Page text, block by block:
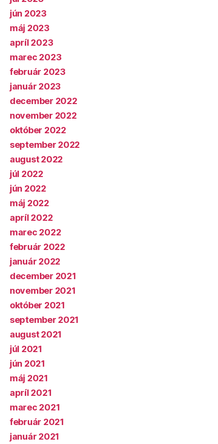
jún 2023
máj 2023
apríl 2023
marec 2023
február 2023
január 2023
december 2022
november 2022
október 2022
september 2022
august 2022
júl 2022
jún 2022
máj 2022
apríl 2022
marec 2022
február 2022
január 2022
december 2021
november 2021
október 2021
september 2021
august 2021
júl 2021
jún 2021
máj 2021
apríl 2021
marec 2021
február 2021
január 2021